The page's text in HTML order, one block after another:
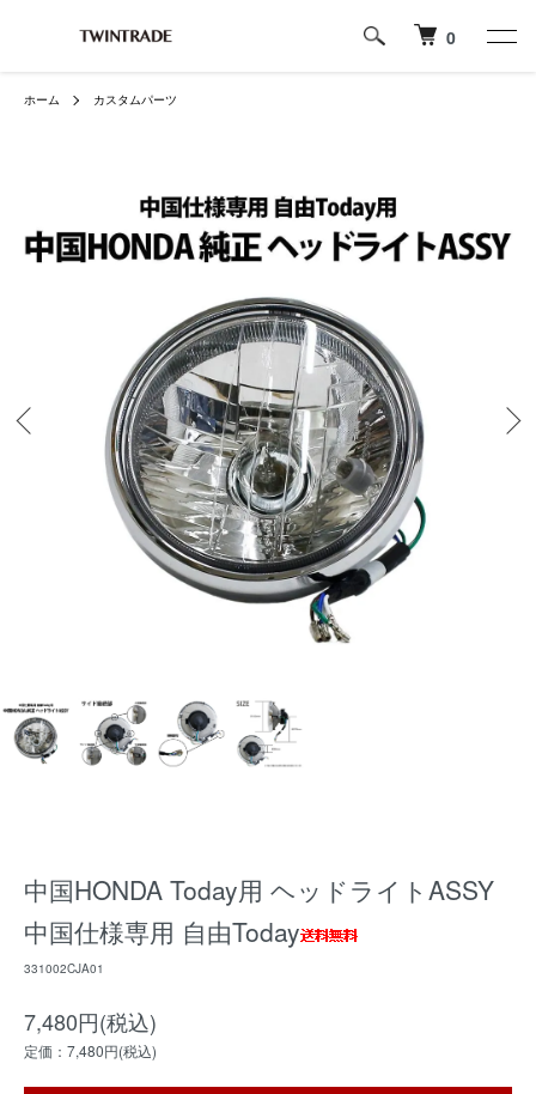
0
ホーム カスタムパーツ
中国HONDA Today用 ヘッドライトASSY
中国仕様専用 自由Today
331002CJA01
7,480円(税込)
定価：7,480円(税込)